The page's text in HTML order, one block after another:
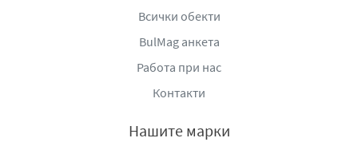
Всички обекти
BulMag анкета
Работа при нас
Контакти
Нашите марки